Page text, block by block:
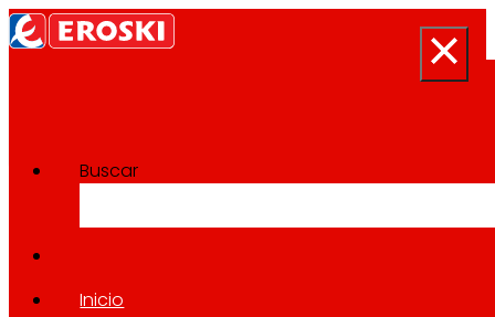
Buscar
Inicio
Sala de prensa
Volver a todas las noticias